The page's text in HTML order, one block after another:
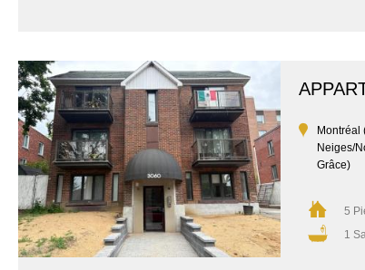
Montréal
Neiges/
Grâce)
5
1